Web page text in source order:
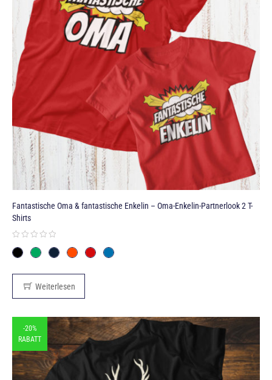
Fantastische Oma & fantastische Enkelin – Oma-Enkelin-Partnerlook 2 T-
Shirts
Weiterlesen
-20%
RABATT